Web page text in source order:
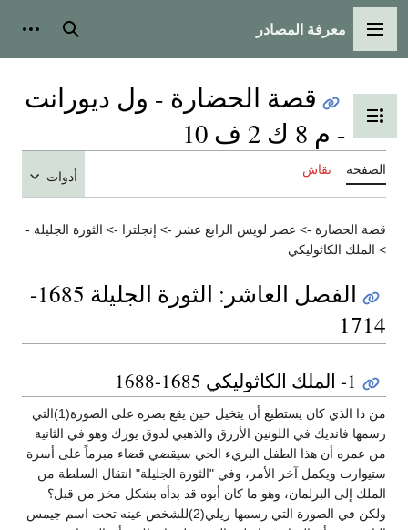
القائمة الرئيسية
معرفة المصادر بحث
تبديل عرض جدول المحتويات
قصة الحضارة - ول ديورانت
- م 8 ك 2 ف 10
الصفحة نقاش أدوات
قصة الحضارة -> عصر لويس الرابع عشر -> إنجلترا -> الثورة الجليلة -
> الملك الكاثوليكي
الفصل العاشر: الثورة الجليلة 1685-
1714
1- الملك الكاثوليكي 1685-1688
من ذا الذي كان يستطيع أن يتخيل حين يقع بصره على الصورة(1)التي
رسمها فانديك في اللونين الأزرق والذهبي لدوق يورك وهو في الثانية
من عمره أن هذا الطفل البريء الحي سيقضي قضاء مبرماً على أسرة
ستيوارت ويكمل آخر الأمر، وفي "الثورة الجليلة" انتقال السلطة من
الملك إلى البرلمان، وهو ما كان أبوه قد بدأه بشكل مخز من قبل؟
ولكن في الصورة التي رسمها ريلي(2)للشخص عينه تحت اسم جيمس